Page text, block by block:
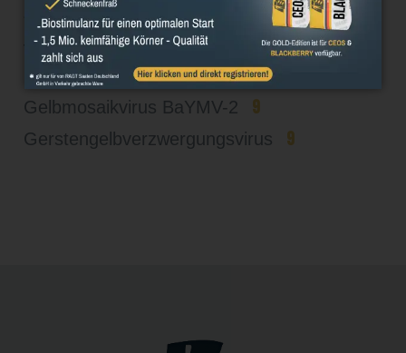
Zwergrost
Gelbmosaikvirus BaYMV-1, BaMMV
Gelbmosaikvirus BaYMV-2 9
Gerstengelbverzwergungsvirus 9